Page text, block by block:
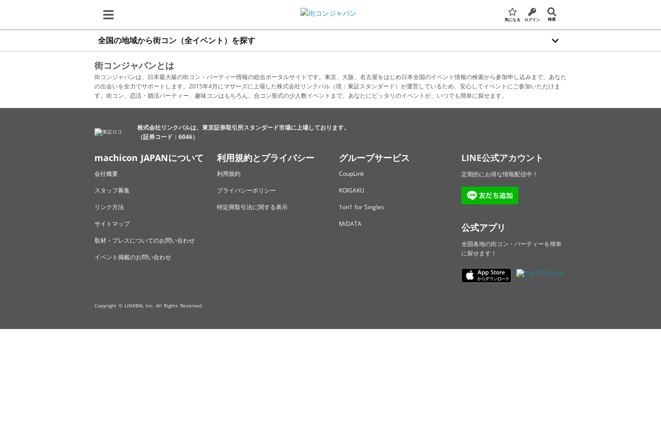
気になる ログイン 検索
全国の地域から街コン（全イベント）を探す
街コンジャパンとは
街コンジャパンは、日本最大級の街コン・パーティー情報の総合ポータルサイトです。東京、大阪、名古屋をはじめ日本全国のイベント情報の検索から参加申し込みまで、あなた
の出会いを全力でサポートします。2015年4月にマザーズに上場した株式会社リンクバル（現：東証スタンダード）が運営しているため、安心してイベントにご参加いただけま
す。街コン、恋活・婚活パーティー、趣味コンはもちろん、合コン形式の少人数イベントまで、あなたにピッタリのイベントが、いつでも簡単に探せます。
株式会社リンクバルは、東京証券取引所スタンダード市場に上場しております。
（証券コード：6046）
machicon JAPANについて
会社概要
スタッフ募集
リンク方法
サイトマップ
取材・プレスについてのお問い合わせ
イベント掲載のお問い合わせ
利用規約とプライバシー
利用規約
プライバシーポリシー
特定商取引法に関する表示
グループサービス
CoupLink
KOIGAKU
1on1 for Singles
MiDATA
LINE公式アカウント
定期的にお得な情報配信中！
公式アプリ
全国各地の街コン・パーティーを簡単
に探せます！
Copyright © LINKBAL Inc. All Rights Reserved.